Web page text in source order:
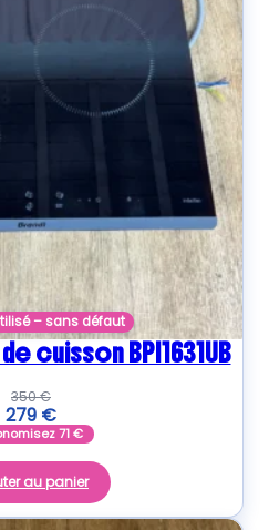
– sans défaut
cuisson BPI1631UB
350€
279 €
71€
au panier